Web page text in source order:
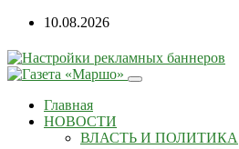
10.08.2026
Главная
НОВОСТИ
ВЛАСТЬ И ПОЛИТИКА